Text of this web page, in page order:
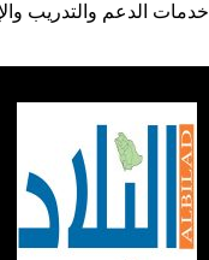
خدمات الدعم والتدريب